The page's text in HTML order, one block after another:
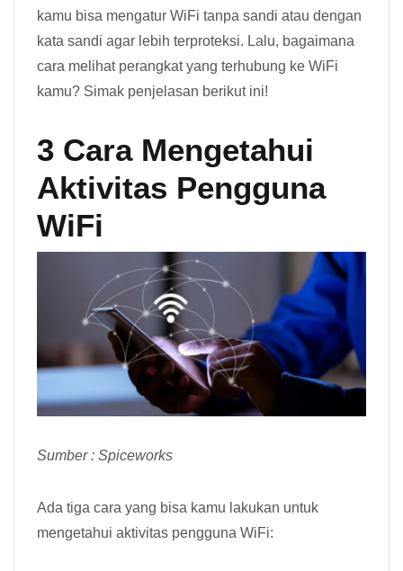
kamu bisa mengatur WiFi tanpa sandi atau dengan
kata sandi agar lebih terproteksi. Lalu, bagaimana
cara melihat perangkat yang terhubung ke WiFi
kamu? Simak penjelasan berikut ini!
3 Cara Mengetahui
Aktivitas Pengguna
WiFi
Sumber : Spiceworks
Ada tiga cara yang bisa kamu lakukan untuk
mengetahui aktivitas pengguna WiFi: